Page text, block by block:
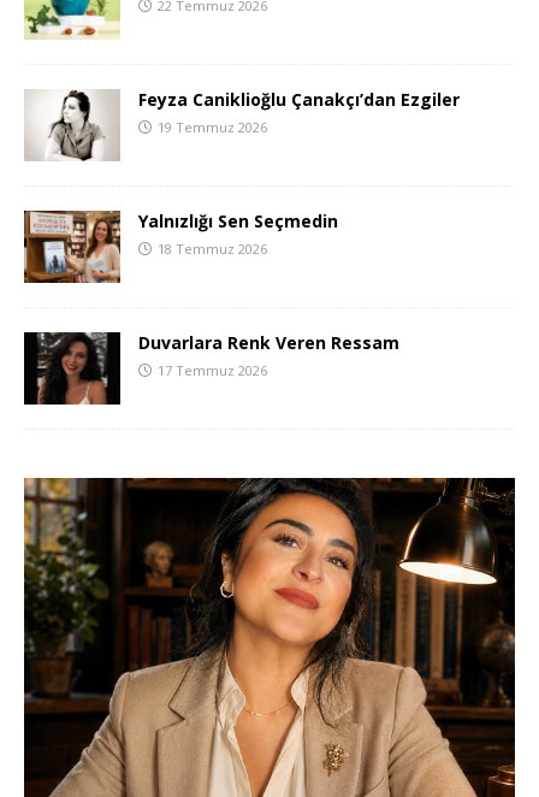
22 Temmuz 2026
Feyza Caniklioğlu Çanakçı’dan Ezgiler
19 Temmuz 2026
Yalnızlığı Sen Seçmedin
18 Temmuz 2026
Duvarlara Renk Veren Ressam
17 Temmuz 2026